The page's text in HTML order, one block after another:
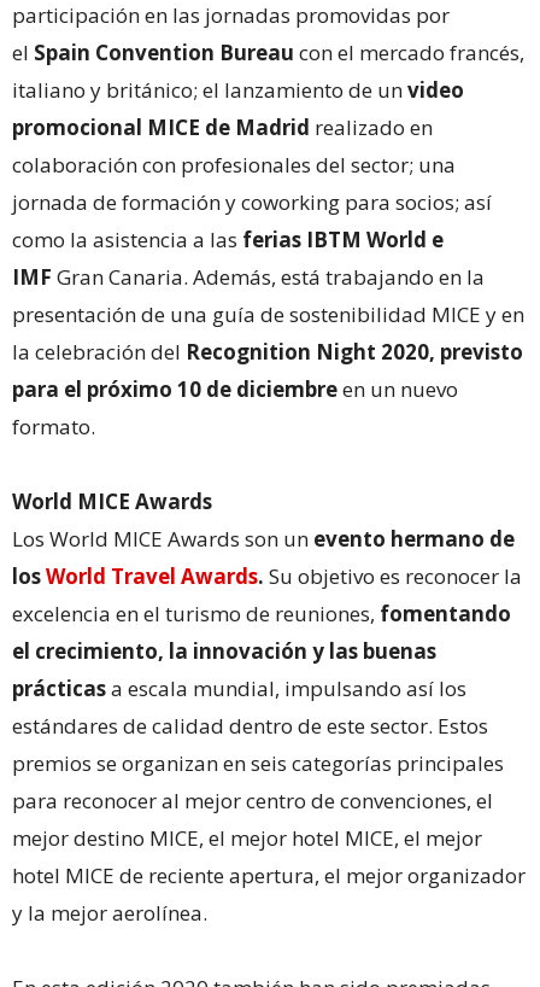
participación en las jornadas promovidas por
el Spain Convention Bureau con el mercado francés,
italiano y británico; el lanzamiento de unvideo
promocional MICE de Madrid realizado en
colaboración con profesionales del sector; una
jornada de formación y coworking para socios; así
como la asistencia a las ferias IBTM World e
IMF Gran Canaria. Además, está trabajando en la
presentación de una guía de sostenibilidad MICE y en
la celebración del Recognition Night 2020, previsto
para el próximo 10 de diciembreen un nuevo
formato.
World MICE Awards
Los World MICE Awards son un evento hermano de
losWorld Travel Awards. Su objetivo es reconocer la
excelencia en el turismo de reuniones, fomentando
el crecimiento, la innovación y las buenas
prácticasa escala mundial, impulsando así los
estándares de calidad dentro de este sector. Estos
premios se organizan en seis categorías principales
para reconocer al mejor centro de convenciones, el
mejor destino MICE, el mejor hotel MICE, el mejor
hotel MICE de reciente apertura, el mejor organizador
y la mejor aerolínea.